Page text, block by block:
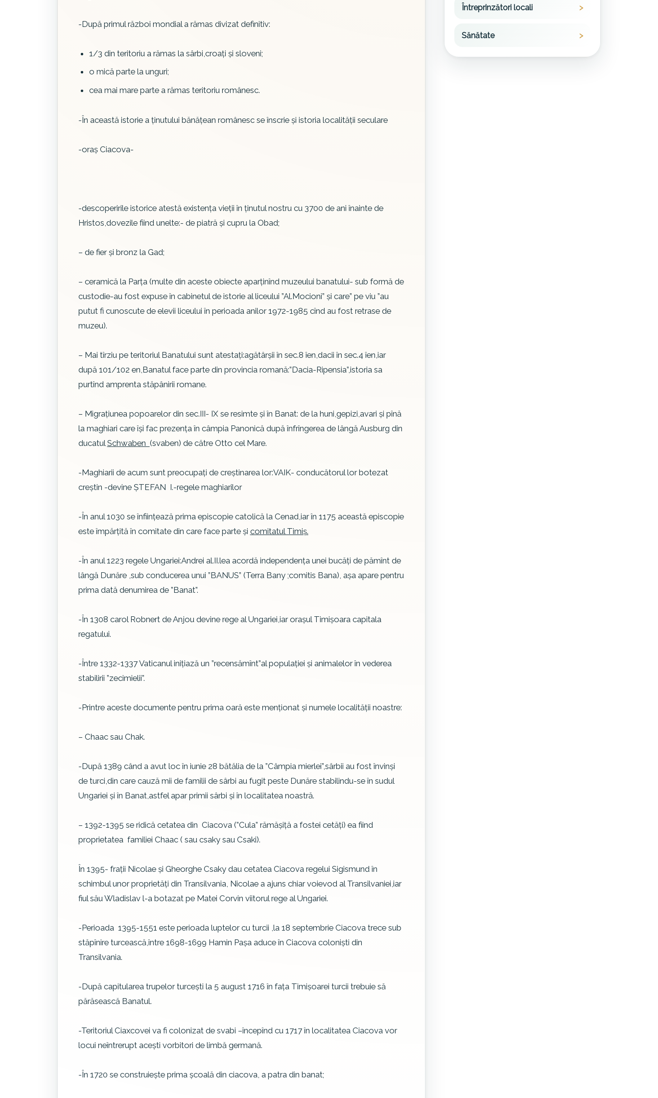
-După primul război mondial a rămas divizat definitiv:
1/3 din teritoriu a rămas la sârbi,croaţi şi sloveni;
o mică parte la unguri;
cea mai mare parte a rămas teritoriu românesc.
-În această istorie a ţinutului bănăţean românesc se înscrie şi istoria localităţii seculare
-oraş Ciacova-
-descoperirile istorice atestă existenţa vieţii în ţinutul nostru cu 3700 de ani înainte de
Hristos,dovezile fiind unelte:- de piatră şi cupru la Obad;
– de fier şi bronz la Gad;
– ceramică la Parţa (multe din aceste obiecte aparţinînd muzeului banatului- sub formă de
custodie-au fost expuse în cabinetul de istorie al liceului ”Al.Mocioni” şi care” pe viu ”au
putut fi cunoscute de elevii liceului în perioada anilor 1972-1985 cînd au fost retrase de
muzeu).
– Mai tîrziu pe teritoriul Banatului sunt atestaţi:agătârşii în sec.8 îen,dacii în sec.4 îen,iar
după 101/102 en,Banatul face parte din provincia romană:”Dacia-Ripensia”,istoria sa
purtînd amprenta stăpânirii romane.
– Migraţiunea popoarelor din sec.III- IX se resimte şi în Banat: de la huni,gepizi,avari şi pînă
la maghiari care îşi fac prezenţa în câmpia Panonică după înfrîngerea de lângă Ausburg din
ducatul Schwaben (svaben) de către Otto cel Mare.
-Maghiarii de acum sunt preocupaţi de creştinarea lor:VAIK- conducătorul lor botezat
creştin -devine ŞTEFAN I.-regele maghiarilor
-În anul 1030 se înfiinţează prima episcopie catolică la Cenad,iar în 1175 această episcopie
este împărţită în comitate din care face parte şi comitatul Timiş.
-În anul 1223 regele Ungariei:Andrei al.II.lea acordă independenţa unei bucăţi de pămînt de
lângă Dunăre ,sub conducerea unui ”BANUS” (Terra Bany ;comitis Bana), aşa apare pentru
prima dată denumirea de ”Banat”.
-În 1308 carol Robnert de Anjou devine rege al Ungariei,iar oraşul Timişoara capitala
regatului.
-Între 1332-1337 Vaticanul iniţiază un ”recensămînt”al populaţiei şi animalelor în vederea
stabilirii ”zecimielii”.
-Printre aceste documente pentru prima oară este menţionat şi numele localităţii noastre:
– Chaac sau Chak.
-După 1389 când a avut loc în iunie 28 bătălia de la ”Câmpia mierlei”,sârbii au fost învinşi
de turci,din care cauză mii de familii de sârbi au fugit peste Dunăre stabilindu-se în sudul
Ungariei şi în Banat,astfel apar primii sârbi şi în localitatea noastră.
– 1392-1395 se ridică cetatea din Ciacova (”Cula” rămăşiţă a fostei cetăţi) ea fiind
proprietatea familiei Chaac ( sau csaky sau Csaki).
În 1395- fraţii Nicolae şi Gheorghe Csaky dau cetatea Ciacova regelui Sigismund în
schimbul unor proprietăţi din Transilvania, Nicolae a ajuns chiar voievod al Transilvaniei,iar
fiul său Wladislav l-a botazat pe Matei Corvin viitorul rege al Ungariei.
-Perioada 1395-1551 este perioada luptelor cu turcii ,la 18 septembrie Ciacova trece sub
stăpînire turcească,între 1698-1699 Hamin Paşa aduce în Ciacova colonişti din
Transilvania.
-După capitularea trupelor turceşti la 5 august 1716 în faţa Timişoarei turcii trebuie să
părăsească Banatul.
-Teritoriul Ciaxcovei va fi colonizat de svabi –începînd cu 1717 în localitatea Ciacova vor
locui neîntrerupt aceşti vorbitori de limbă germană.
-În 1720 se construieşte prima şcoală din ciacova, a patra din banat;
Întreprinzători locali
Sănătate